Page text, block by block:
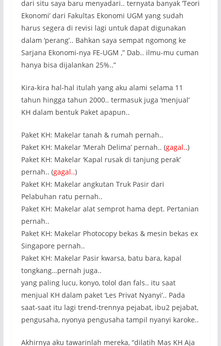
dari situ saya baru menyadari.. ternyata banyak ‘Teori
Ekonomi’ dari Fakultas Ekonomi UGM yang sudah
harus segera di revisi lagi untuk dapat digunakan
dalam ‘perang’.. Bahkan saya sempat ngomong ke
Sarjana Ekonomi-nya FE-UGM ,” Dab.. ilmu-mu cuman
hanya bisa dijalankan 25%..”
Kira-kira hal-hal itulah yang aku alami selama 11
tahun hingga tahun 2000.. termasuk juga ‘menjual’
KH dalam bentuk Paket apapun..
Paket KH: Makelar tanah & rumah pernah..
Paket KH: Makelar ‘Merah Delima’ pernah.. (gagal..)
Paket KH: Makelar ‘Kapal rusak di tanjung perak’
pernah.. (gagal..)
Paket KH: Makelar angkutan Truk Pasir dari
Pelabuhan ratu pernah..
Paket KH: Makelar alat semprot hama dept. Pertanian
pernah..
Paket KH: Makelar Photocopy bekas & mesin bekas ex
Singapore pernah..
Paket KH: Makelar Pasir kwarsa, batu bara, kapal
tongkang…pernah juga..
yang paling lucu, konyo, tolol dan fals.. itu saat
menjual KH dalam paket ‘Les Privat Nyanyi’.. Pada
saat-saat itu lagi trend-trennya pejabat, ibu2 pejabat,
pengusaha, nyonya pengusaha tampil nyanyi karoke..
Akhirnya aku tawarinlah mereka, “dilatih Mas KH Aja